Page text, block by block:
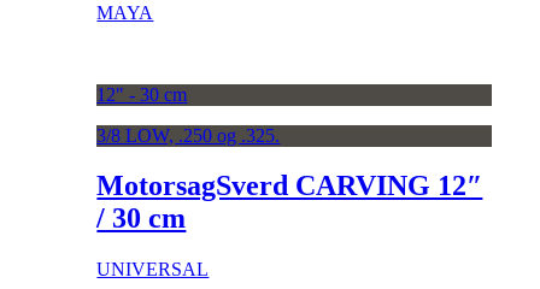
MAYA
12" - 30 cm
3/8 LOW, .250 og .325.
MotorsagSverd CARVING 12″
/ 30 cm
UNIVERSAL